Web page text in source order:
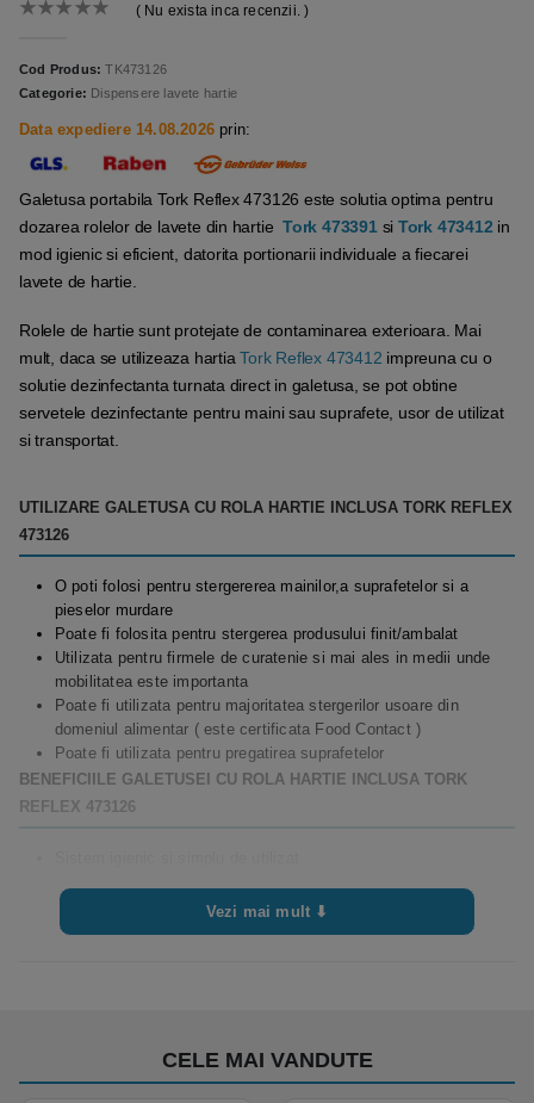
( Nu exista inca recenzii. )
Cod Produs:TK473126
Categorie: Dispensere lavete hartie
Data expediere 14.08.2026 prin:
Galetusa portabila Tork Reflex 473126 este solutia optima pentru
dozarea rolelor de lavete din hartieTork 473391 si Tork 473412 in
mod igienic si eficient, datorita portionarii individuale a fiecarei
lavete de hartie.
Rolele de hartie sunt protejate de contaminarea exterioara. Mai
mult, daca se utilizeaza hartiaTork Reflex 473412 impreuna cu o
solutie dezinfectanta turnata direct in galetusa, se pot obtine
servetele dezinfectante pentru maini sau suprafete, usor de utilizat
si transportat.
UTILIZARE GALETUSA CU ROLA HARTIE INCLUSA TORK REFLEX
473126
O poti folosi pentru stergererea mainilor,a suprafetelor si a
pieselor murdare
Poate fi folosita pentru stergerea produsului finit/ambalat
Utilizata pentru firmele de curatenie si mai ales in medii unde
mobilitatea este importanta
Poate fi utilizata pentru majoritatea stergerilor usoare din
domeniul alimentar ( este certificata Food Contact )
Poate fi utilizata pentru pregatirea suprafetelor
BENEFICIILE GALETUSEI CU ROLA HARTIE INCLUSA TORK
REFLEX 473126
Ideal pentru industria HORECA
astfel riscul de contaminare
Nu ramai niciodata fara hartie, deoarece sistemul este prevazut
Vezi mai mult ⬇
CELE MAI VANDUTE